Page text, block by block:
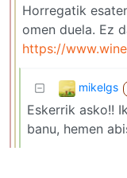
Horregatik
omen duela. Ez
https://
mikelgs
Eskerrik asko!!
banu, hemen